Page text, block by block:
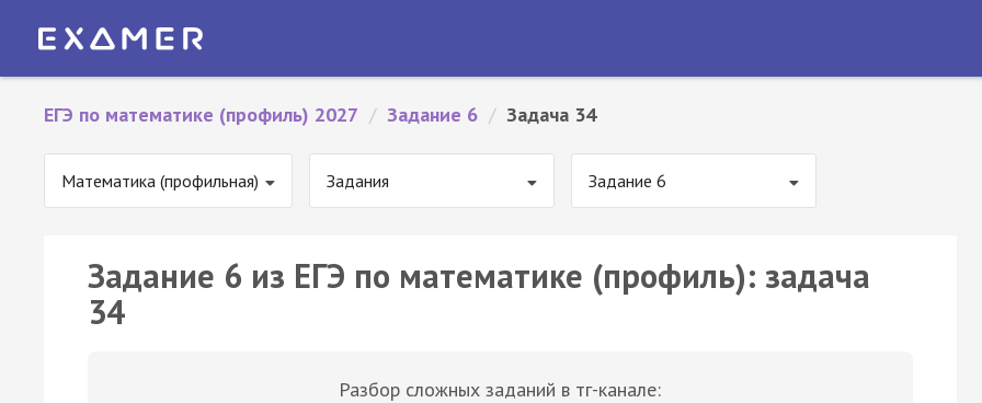
ЕГЭ по математике (профиль) 2027 / Задание 6 / Задача 34
Математика (профильная) Задания Задание 6
Задание 6 из ЕГЭ по математике (профиль): задача
34
Разбор сложных заданий в тг-канале: